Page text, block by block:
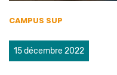
CAMPUS SUP
15 décembre 2022